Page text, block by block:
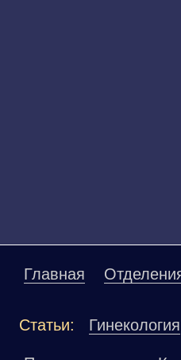
Главная
Статьи: Гинекология